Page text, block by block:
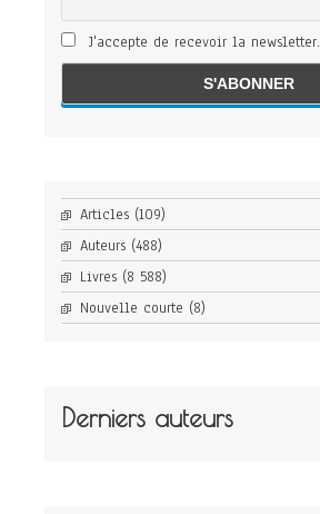
J'accepte de recevoir la newsletter.
Articles (109)
Auteurs (488)
Livres (8 588)
Nouvelle courte (8)
Derniers auteurs